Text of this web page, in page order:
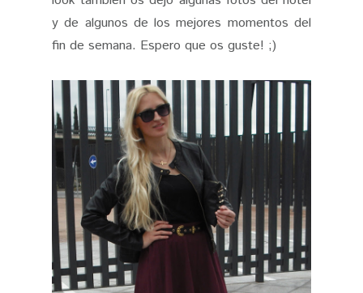
y de algunos de los mejores momentos del
fin de semana. Espero que os guste! ;)